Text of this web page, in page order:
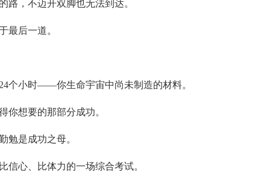
路，不迈开双脚也无法到达。
最后一道。
个小时——你生命宇宙中尚未制造的材料。
你想要的那部分成功。
勉是成功之母。
信心、比体力的一场综合考试。